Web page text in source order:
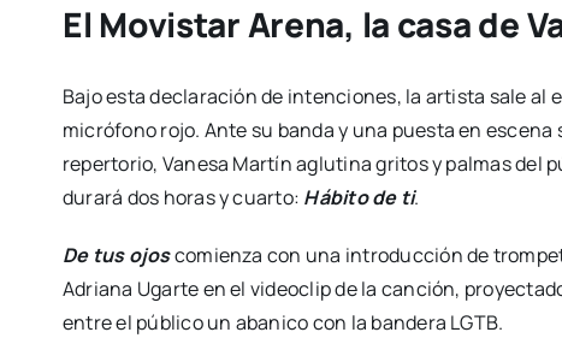
El Movistar Arena, la casa de
Bajo esta declaración de intenciones, la artista sale
micrófono rojo. Ante su banda y una puesta en
repertorio, Vanesa Martín aglutina gritos y palmas del
durará dos horas y cuarto: Hábito de ti.
De tus ojoscomienza con una introducción de
Adriana Ugarte en el videoclip de la canción,
entre el público un abanico con la bandera LGTB.